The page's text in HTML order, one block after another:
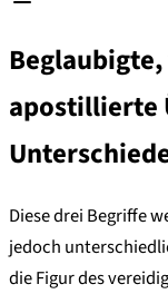
apostillierte
Diese drei Begriffe
jedoch
die Figur des